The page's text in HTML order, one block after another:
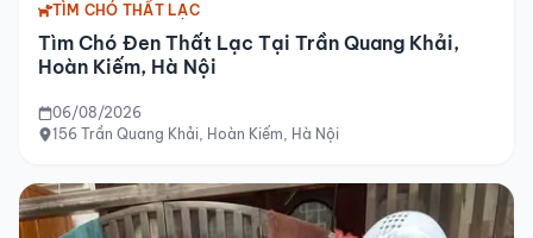
TÌM CHÓ THẤT LẠC
Tìm Chó Đen Thất Lạc Tại Trần Quang Khải,
Hoàn Kiếm, Hà Nội
06/08/2026
156 Trần Quang Khải, Hoàn Kiếm, Hà Nội